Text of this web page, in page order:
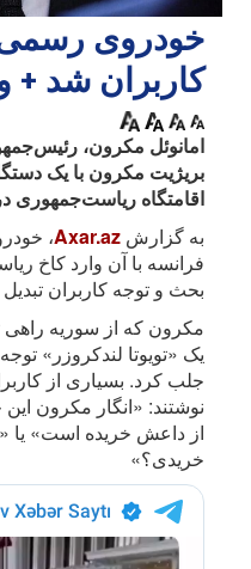
خودروی
کاربران شد +
امانوئل مکرون،
بریژیت مکرون با یک
اقامتگاه ریاست‌جمهوری
به گزارش Axar.az،
فرانسه با آن وارد کاخ
بحث و توجه کاربران
مکرون که از سوریه راهی
یک «تویوتا لندکروزر»
جلب کرد. بسیاری از
نوشتند: «انگار مکرون
از داعش خریده است» یا
خریدی؟»